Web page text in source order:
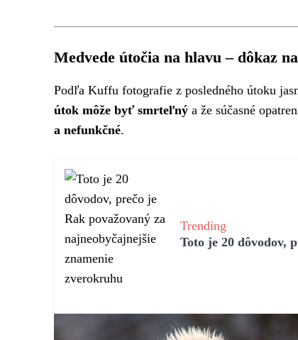
Medvede útočia na hlavu – dôkaz
Podľa Kuffu fotografie z posledného útoku
útok môže byť smrteľný a že súčasné
a nefunkčné.
Trending
Toto je 20 dôvodov,